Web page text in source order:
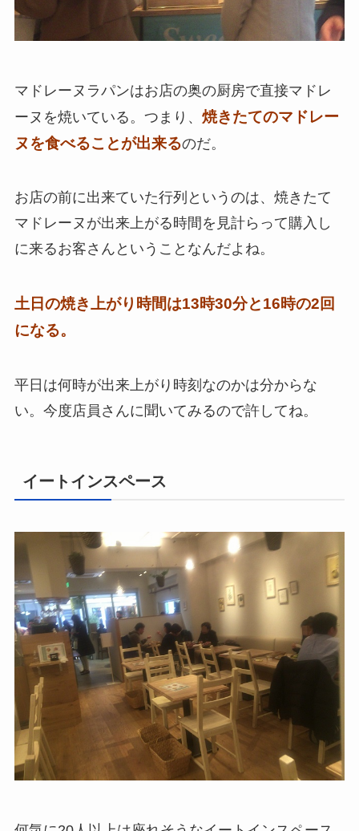
マドレーヌラパンはお店の奥の厨房で直接マドレ
ーヌを焼いている。つまり、 焼きたてのマドレー
ヌを食べることが出来るのだ。
お店の前に出来ていた行列というのは、焼きたて
マドレーヌが出来上がる時間を見計らって購入し
に来るお客さんということなんだよね。
土日の焼き上がり時間は13時30分と16時の2回
になる。
平日は何時が出来上がり時刻なのかは分からな
い。今度店員さんに聞いてみるので許してね。
イートインスペース